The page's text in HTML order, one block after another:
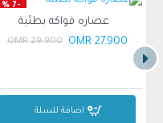
-7 %
عصاره فواكه بطئية
27.900 OMR
29.900 OMR
اضافة للسلة